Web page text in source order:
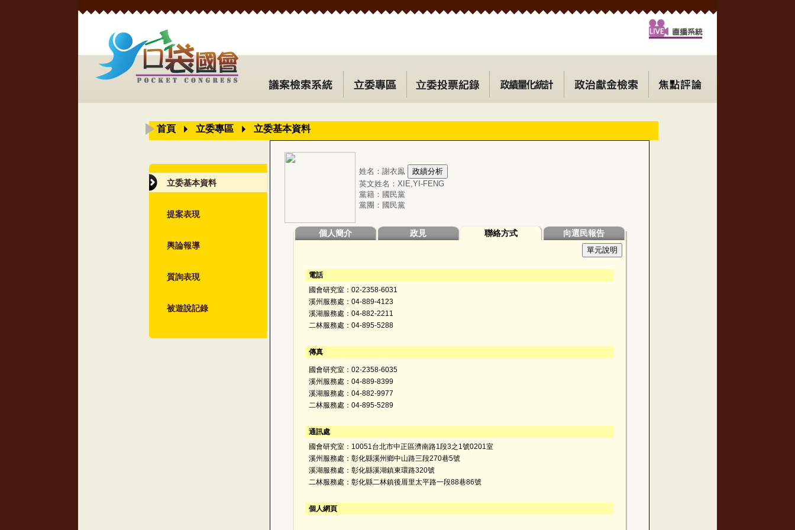
首頁 立委專區 立委基本資料
立委基本資料
提案表現
輿論報導
質詢表現
被遊說記錄
姓名：謝衣鳯
英文姓名：XIE,YI-FENG
黨籍：國民黨
黨團：國民黨
個人簡介 政見 聯絡方式 向選民報告
電話
國會研究室：02-2358-6031
溪州服務處：04-889-4123
溪湖服務處：04-882-2211
二林服務處：04-895-5288
傳真
國會研究室：02-2358-6035
溪州服務處：04-889-8399
溪湖服務處：04-882-9977
二林服務處：04-895-5289
通訊處
國會研究室：10051台北市中正區濟南路1段3之1號0201室
溪州服務處：彰化縣溪州鄉中山路三段270巷5號
溪湖服務處：彰化縣溪湖鎮東環路320號
二林服務處：彰化縣二林鎮後厝里太平路一段88巷86號
個人網頁